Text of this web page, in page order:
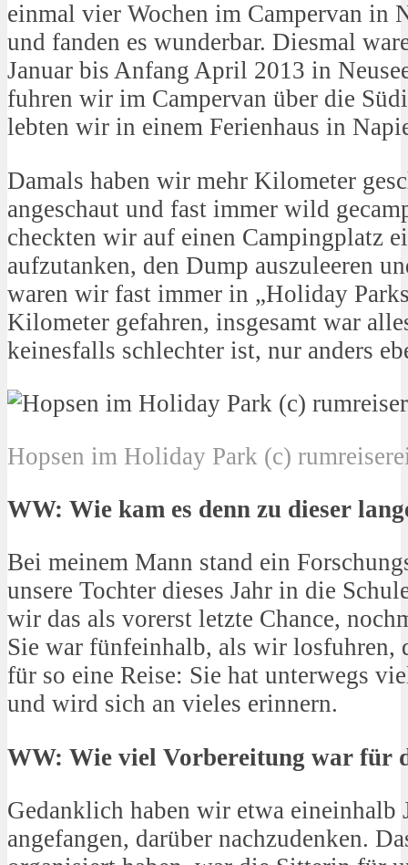
einmal vier Wochen im Campervan in
und fanden es wunderbar. Diesmal
Januar bis Anfang April 2013 in
fuhren wir im Campervan über die
lebten wir in einem Ferienhaus in
Damals haben wir mehr Kilometer
angeschaut und fast immer wild
checkten wir auf einen Campingplatz
aufzutanken, den Dump auszuleeren
waren wir fast immer in „Holiday
Kilometer gefahren, insgesamt war
keinesfalls schlechter ist, nur anders
Hopsen im Holiday Park (c)
WW: Wie kam es denn zu dieser
Bei meinem Mann stand ein
unsere Tochter dieses Jahr in die
wir das als vorerst letzte Chance,
Sie war fünfeinhalb, als wir losfuhren,
für so eine Reise: Sie hat unterwegs
und wird sich an vieles erinnern.
WW: Wie viel Vorbereitung war für
Gedanklich haben wir etwa eineinhalb
angefangen, darüber nachzudenken.